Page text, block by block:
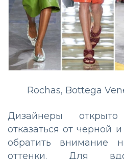
Rochas, Bottega
Дизайнеры
отказаться от черной
обратить внимание
оттенки. Для